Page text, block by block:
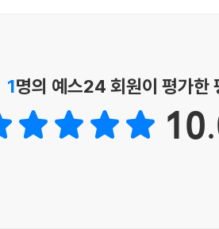
하게 정리하면서 마무리할 수 있게 했다.
우물 안에서 세계의 중심으로
1명의 예스24 회원이 평가한